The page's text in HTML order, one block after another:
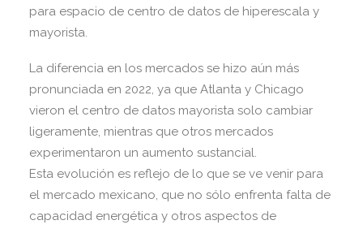
para espacio de centro de datos de hiperescala y
mayorista.
La diferencia en los mercados se hizo aún más
pronunciada en 2022, ya que Atlanta y Chicago
vieron el centro de datos mayorista solo cambiar
ligeramente, mientras que otros mercados
experimentaron un aumento sustancial.
Esta evolución es reflejo de lo que se ve venir para
el mercado mexicano, que no sólo enfrenta falta de
capacidad energética y otros aspectos de